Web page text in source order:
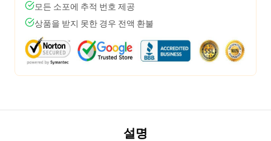
모든 소포에 추적 번호 제공
상품을 받지 못한 경우 전액 환불
설명